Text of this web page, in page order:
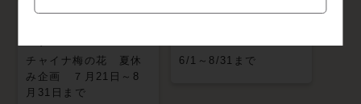
チャイナ梅の花 夏休
み企画 ７月21日～8
月31日まで
6/1～8/31まで